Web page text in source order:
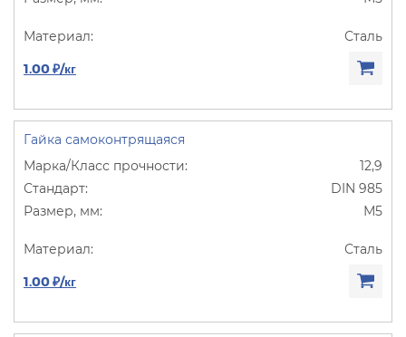
Сталь
1.00 ₽/кг
Гайка самоконтрящаяся
12,9
DIN 985
М5
Сталь
1.00 ₽/кг